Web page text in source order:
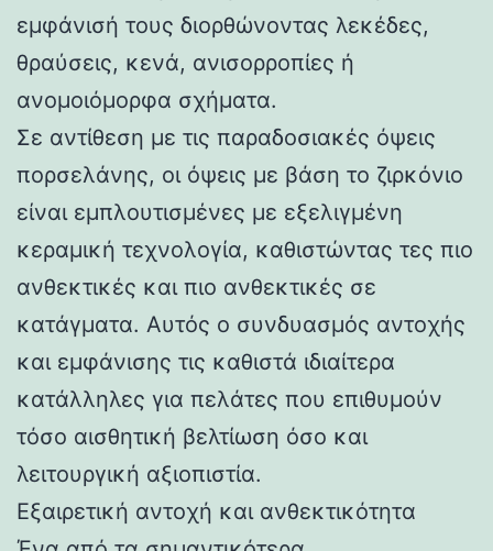
εμφάνισή τους διορθώνοντας λεκέδες,
θραύσεις, κενά, ανισορροπίες ή
ανομοιόμορφα σχήματα.
Σε αντίθεση με τις παραδοσιακές όψεις
πορσελάνης, οι όψεις με βάση το ζιρκόνιο
είναι εμπλουτισμένες με εξελιγμένη
κεραμική τεχνολογία, καθιστώντας τες πιο
ανθεκτικές και πιο ανθεκτικές σε
κατάγματα. Αυτός ο συνδυασμός αντοχής
και εμφάνισης τις καθιστά ιδιαίτερα
κατάλληλες για πελάτες που επιθυμούν
τόσο αισθητική βελτίωση όσο και
λειτουργική αξιοπιστία.
Εξαιρετική αντοχή και ανθεκτικότητα